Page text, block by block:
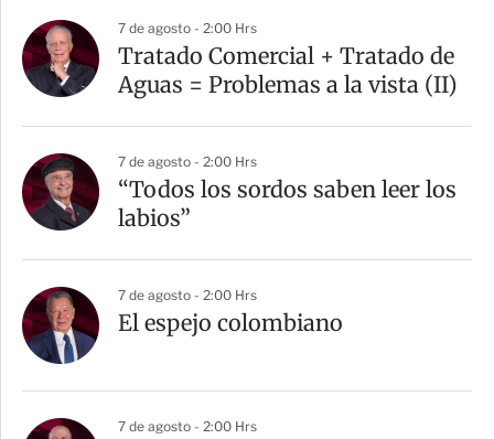
7 de agosto - 2:00 Hrs
Tratado Comercial + Tratado de
Aguas = Problemas a la vista (II)
7 de agosto - 2:00 Hrs
“Todos los sordos saben leer los
labios”
7 de agosto - 2:00 Hrs
El espejo colombiano
7 de agosto - 2:00 Hrs